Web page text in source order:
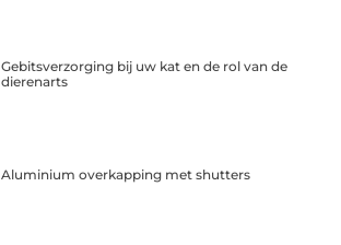
Gebitsverzorging bij uw kat en de rol van de
dierenarts
Aluminium overkapping met shutters